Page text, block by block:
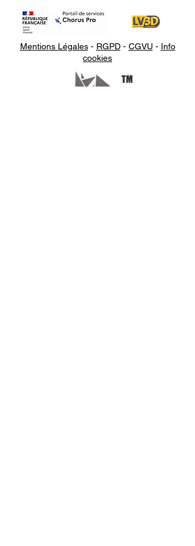
Mentions Légales- RGPD- CGVU - Info
cookies